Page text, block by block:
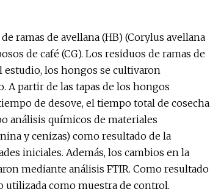
ramas de avellana (HB) (Corylus avellana
de café (CG). Los residuos de ramas de
estudio, los hongos se cultivaron
A partir de las tapas de los hongos
de desove, el tiempo total de cosecha
análisis químicos de materiales
y cenizas) como resultado de la
iniciales. Además, los cambios en la
mediante análisis FTIR. Como resultado
utilizada como muestra de control,